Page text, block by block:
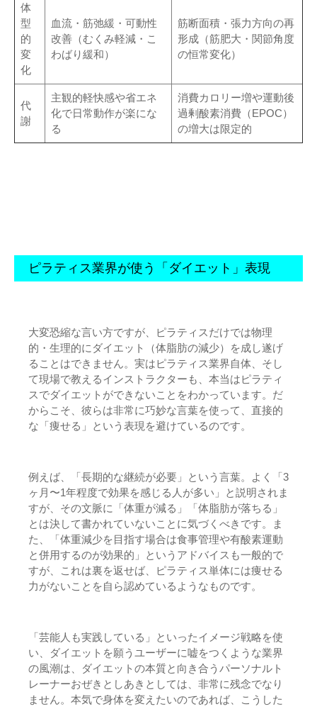
体
型
的
変
化
血流・筋弛緩・可動性
改善（むくみ軽減・こ
わばり緩和）
筋断面積・張力方向の再
形成（筋肥大・関節角度
の恒常変化）
代
謝
主観的軽快感や省エネ
化で日常動作が楽にな
る
消費カロリー増や運動後
過剰酸素消費（EPOC）
の増大は限定的
ピラティス業界が使う「ダイエット」表現
大変恐縮な言い方ですが、ピラティスだけでは物理
的・生理的にダイエット（体脂肪の減少）を成し遂げ
ることはできません。実はピラティス業界自体、そし
て現場で教えるインストラクターも、本当はピラティ
スでダイエットができないことをわかっています。だ
からこそ、彼らは非常に巧妙な言葉を使って、直接的
な「痩せる」という表現を避けているのです。
例えば、「長期的な継続が必要」という言葉。よく「3
ヶ月〜1年程度で効果を感じる人が多い」と説明されま
すが、その文脈に「体重が減る」「体脂肪が落ちる」
とは決して書かれていないことに気づくべきです。ま
た、「体重減少を目指す場合は食事管理や有酸素運動
と併用するのが効果的」というアドバイスも一般的で
すが、これは裏を返せば、ピラティス単体には痩せる
力がないことを自ら認めているようなものです。
「芸能人も実践している」といったイメージ戦略を使
い、ダイエットを願うユーザーに嘘をつくような業界
の風潮は、ダイエットの本質と向き合うパーソナルト
レーナーおぜきとしあきとしては、非常に残念でなり
ません。本気で身体を変えたいのであれば、こうした